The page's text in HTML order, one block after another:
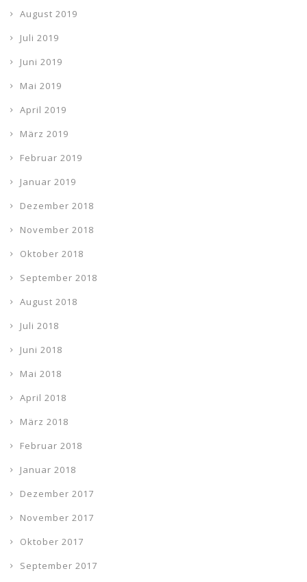
August 2019
Juli 2019
Juni 2019
Mai 2019
April 2019
März 2019
Februar 2019
Januar 2019
Dezember 2018
November 2018
Oktober 2018
September 2018
August 2018
Juli 2018
Juni 2018
Mai 2018
April 2018
März 2018
Februar 2018
Januar 2018
Dezember 2017
November 2017
Oktober 2017
September 2017